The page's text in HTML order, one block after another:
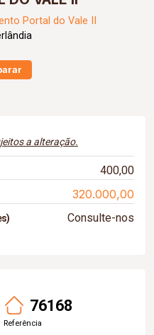
Portal do Vale II
a alteração.
400,00
320.000,00
Consulte-nos
76168
Referência